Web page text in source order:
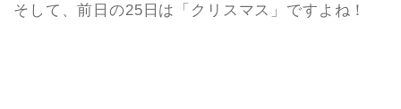
そして、前日の25日は「クリスマス」ですよね！